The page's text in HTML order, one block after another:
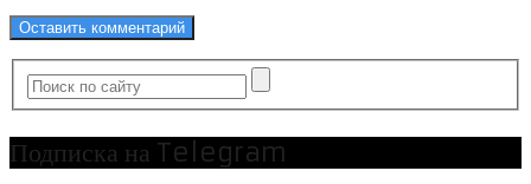
Подписка на Telegram